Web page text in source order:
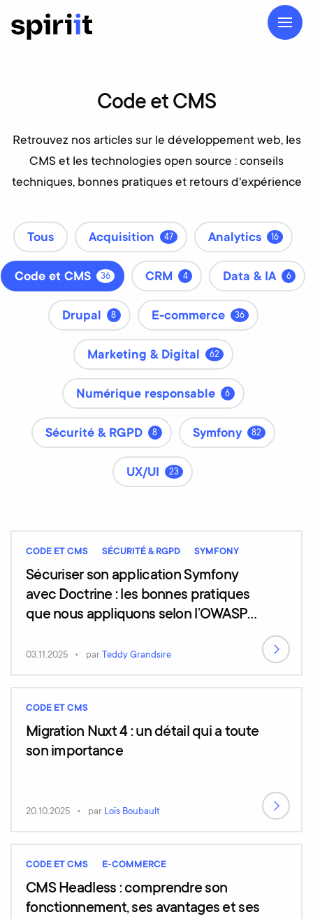
Code et CMS
Retrouvez nos articles sur le développement web, les
CMS et les technologies open source : conseils
techniques, bonnes pratiques et retours d'expérience
Tous Acquisition 47 Analytics 16
Code et CMS 36 CRM 4 Data & IA 6
Drupal 8 E-commerce 36
Marketing & Digital 62
Numérique responsable 6
Sécurité & RGPD 8 Symfony 82
UX/UI 23
CODE ET CMS SÉCURITÉ & RGPD SYMFONY
Sécuriser son application Symfony
avec Doctrine : les bonnes pratiques
que nous appliquons selon l’OWASP
03.11.2025 par Teddy Grandsire
CODE ET CMS
Migration Nuxt 4 : un détail qui a toute
son importance
20.10.2025 par Loïs Boubault
CODE ET CMS E-COMMERCE
CMS Headless : comprendre son
fonctionnement, ses avantages et ses